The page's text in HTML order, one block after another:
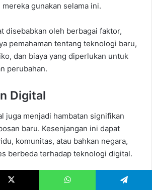
gunakan selama ini.
disebabkan oleh berbagai faktor,
pemahaman tentang teknologi baru,
dan biaya yang diperlukan untuk
perubahan.
Digital
juga menjadi hambatan signifikan
baru. Kesenjangan ini dapat
komunitas, atau bahkan negara,
berbeda terhadap teknologi digital.
kesenjangan digital dapat